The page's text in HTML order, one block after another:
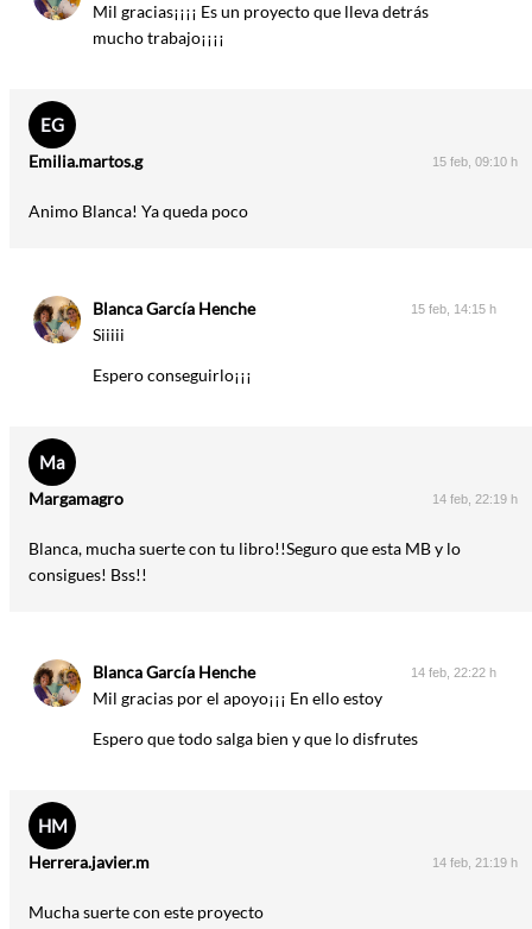
Mil gracias¡¡¡¡ Es un proyecto que lleva detrás
mucho trabajo¡¡¡¡
EG
Emilia.martos.g 15 feb, 09:10 h
Animo Blanca! Ya queda poco
Blanca García Henche 15 feb, 14:15 h
Siiiii
Espero conseguirlo¡¡¡
Ma
Margamagro 14 feb, 22:19 h
Blanca, mucha suerte con tu libro!!Seguro que esta MB y lo
consigues! Bss!!
Blanca García Henche 14 feb, 22:22 h
Mil gracias por el apoyo¡¡¡ En ello estoy
Espero que todo salga bien y que lo disfrutes
HM
Herrera.javier.m 14 feb, 21:19 h
Mucha suerte con este proyecto